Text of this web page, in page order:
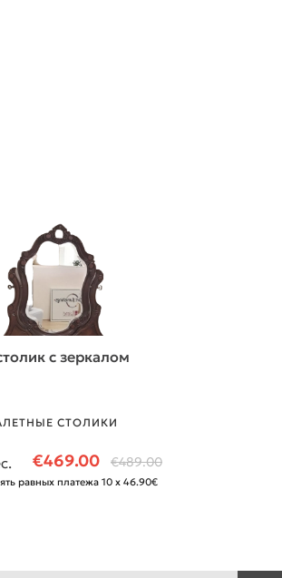
с зеркалом
СТОЛИКИ
€469.00 €489.00
равных платежа 10 x 46.90€